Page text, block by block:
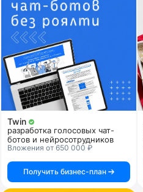
Twin
разработка голосовых чат-
ботов и нейросотрудников
Вложения от 650 000 ₽
Получить бизнес-план